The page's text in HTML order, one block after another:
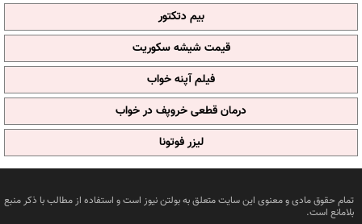
بیم دتکتور
قیمت شیشه سکوریت
فیلم آپنه خواب
درمان قطعی خروپف در خواب
لیزر فوتونا
تمام حقوق مادی و معنوی این سایت متعلق به بولتن نیوز است و استفاده از مطالب با ذکر منبع
بلامانع است.